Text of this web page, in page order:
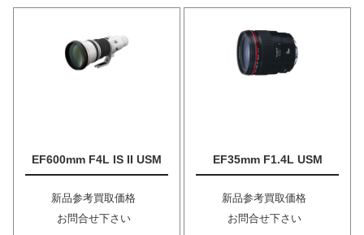
EF600mm F4L IS II USM
新品参考買取価格
お問合せ下さい
EF35mm F1.4L USM
新品参考買取価格
お問合せ下さい